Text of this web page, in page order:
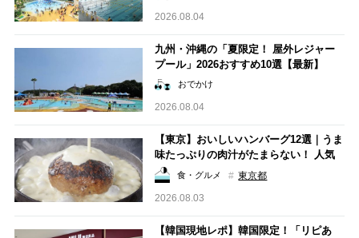
2026.08.04
九州・沖縄の「夏限定！ 屋外レジャー
プール」2026おすすめ10選【最新】
おでかけ
2026.08.04
【東京】おいしいハンバーグ12選｜うま
味たっぷりの肉汁がたまらない！ 人気
のおしゃれな名店も
食・グルメ
東京都
2026.08.03
【韓国現地レポ】韓国限定！「リピあ